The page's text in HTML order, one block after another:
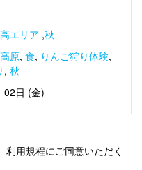
エリア ,秋
原, 食, りんご狩り体験,
, 秋
02日 (金)
用規程にご同意いただく